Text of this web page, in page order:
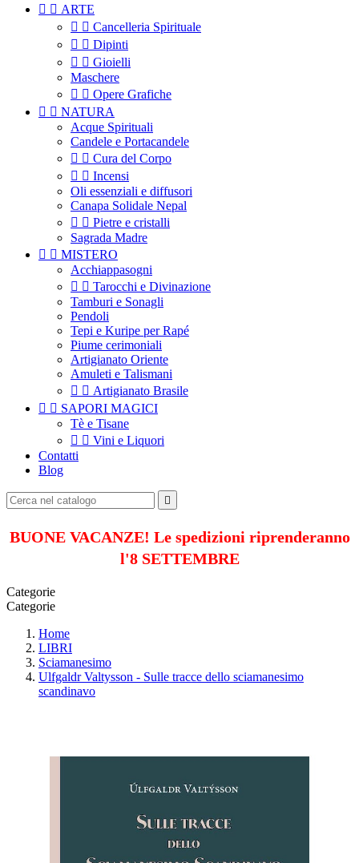
  ARTE
  Cancelleria Spirituale
  Dipinti
  Gioielli
Maschere
  Opere Grafiche
  NATURA
Acque Spirituali
Candele e Portacandele
  Cura del Corpo
  Incensi
Oli essenziali e diffusori
Canapa Solidale Nepal
  Pietre e cristalli
Sagrada Madre
  MISTERO
Acchiappasogni
  Tarocchi e Divinazione
Tamburi e Sonagli
Pendoli
Tepi e Kuripe per Rapé
Piume cerimoniali
Artigianato Oriente
Amuleti e Talismani
  Artigianato Brasile
  SAPORI MAGICI
Tè e Tisane
  Vini e Liquori
Contatti
Blog

BUONE VACANZE! Le spedizioni riprenderanno
l'8 SETTEMBRE
Categorie
Categorie
Home
LIBRI
Sciamanesimo
Ulfgaldr Valtysson - Sulle tracce dello sciamanesimo
scandinavo